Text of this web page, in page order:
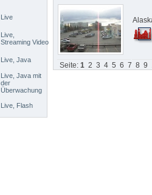
Live
Live,
Streaming Video
Live, Java
Live, Java mit
der
Überwachung
Live, Flash
Seite: 1 2 3 4 5 6 7 8 9